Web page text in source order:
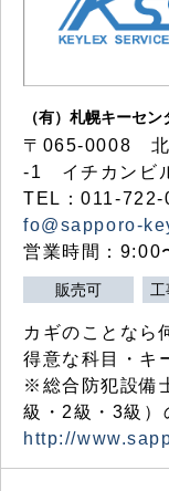
（有）札幌キーセン
〒065-0008 北
-1 イチカンビ
TEL：011-
fo@sapporo-
営業時間：9:00
販売可
カギのことなら
得意な科目・キ
※総合防犯設備
級・2級・3級）
http://